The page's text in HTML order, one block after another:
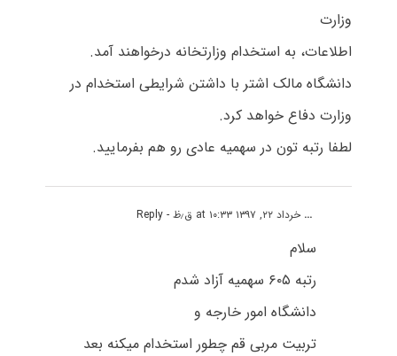
وزارت
اطلاعات، به استخدام وزارتخانه درخواهند آمد.
دانشگاه مالک اشتر با داشتن شرایطی استخدام در
وزارت دفاع خواهد کرد.
لطفا رتبه تون در سهمیه عادی رو هم بفرمایید.
... خرداد ۲۲, ۱۳۹۷ at ۱۰:۳۳ ق٫ظ - Reply
سلام
رتبه ۶۰۵ سهمیه آزاد شدم
دانشگاه امور خارجه و
تربیت مربی قم چطور استخدام میکنه بعد